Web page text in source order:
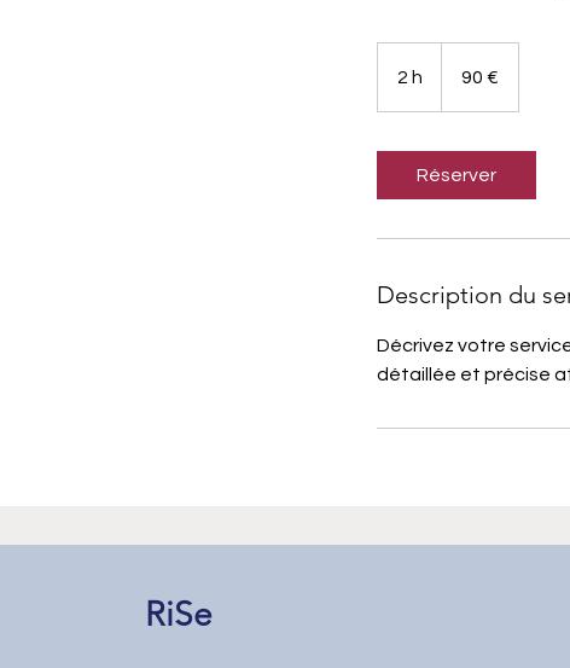
2 h 90 €
Réserver
Description du
Décrivez votre
détaillée et précise
RiSe